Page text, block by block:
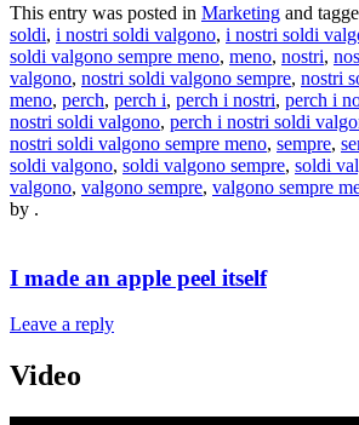
This entry was posted in Marketing and
soldi, i nostri soldi valgono, i nostri soldi
soldi valgono sempre meno, meno, nostri,
valgono, nostri soldi valgono sempre, nostri
meno, perch, perch i, perch i nostri, perch i
nostri soldi valgono, perch i nostri soldi
nostri soldi valgono sempre meno, sempre,
soldi valgono, soldi valgono sempre, soldi
valgono, valgono sempre, valgono sempre
by .
I made an apple peel itself
Leave a reply
Video